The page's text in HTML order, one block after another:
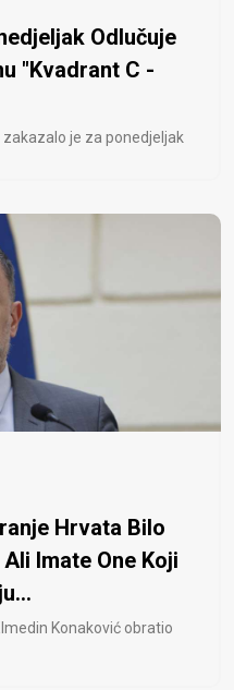
Odlučuje
"Kvadrant C -
zakazalo je za ponedjeljak
Hrvata Bilo
Imate One Koji
Konaković obratio